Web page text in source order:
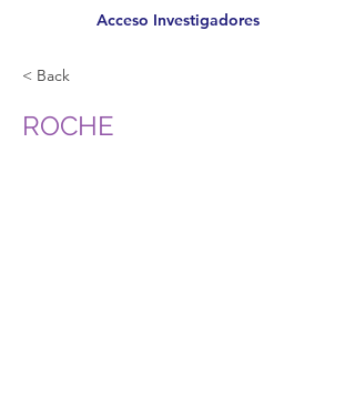
Acceso Investigadores
< Back
ROCHE